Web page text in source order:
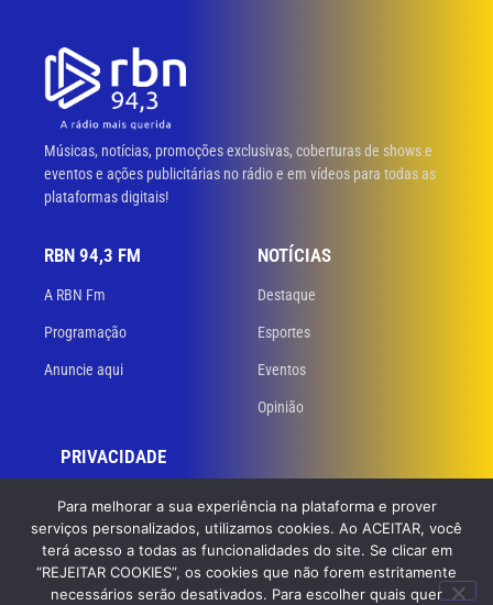
Músicas, notícias, promoções exclusivas, coberturas de shows e
eventos e ações publicitárias no rádio e em vídeos para todas as
plataformas digitais!
RBN 94,3 FM
A RBN Fm
Programação
Anuncie aqui
NOTÍCIAS
Destaque
Esportes
Eventos
Opinião
PRIVACIDADE
Políticas de privacidade
Termos de uso
© 2023 RBN 94,3 FM. Todos os direitos reservados. Desenvolvidopor
Para melhorar a sua experiência na plataforma e prover
serviços personalizados, utilizamos cookies. Ao ACEITAR, você
terá acesso a todas as funcionalidades do site. Se clicar em
“REJEITAR COOKIES”, os cookies que não forem estritamente
necessários serão desativados. Para escolher quais quer